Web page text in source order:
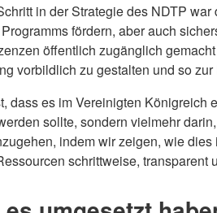
in der Strategie des NDTP
fördern, aber auch
öffentlich zugänglich
vorbildlich zu gestalten und so
dass es im Vereinigten
sollte, sondern vielmehr
indem wir zeigen, wie
schrittweise,